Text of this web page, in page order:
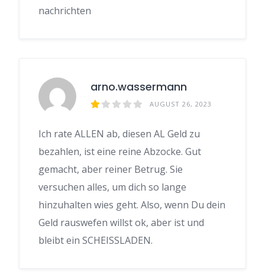
nachrichten
arno.wassermann
AUGUST 26, 2023
Ich rate ALLEN ab, diesen AL Geld zu
bezahlen, ist eine reine Abzocke. Gut
gemacht, aber reiner Betrug. Sie
versuchen alles, um dich so lange
hinzuhalten wies geht. Also, wenn Du dein
Geld rauswefen willst ok, aber ist und
bleibt ein SCHEISSLADEN.